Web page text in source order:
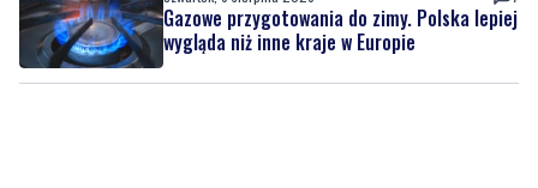
Gazowe przygotowania do zimy. Polska lepiej
wygląda niż inne kraje w Europie